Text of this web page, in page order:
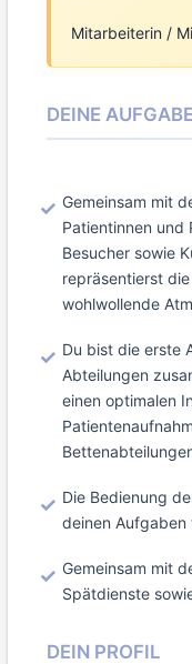
Mitarbeiterin /
DEINE
Gemeinsam mit
Patientinnen und
Besucher sowie
repräsentierst
wohlwollende
Du bist die erste
Abteilungen
einen optimalen
Die Bedienung
deinen Aufgaben
Gemeinsam mit
Spätdienste
DEIN PROFIL